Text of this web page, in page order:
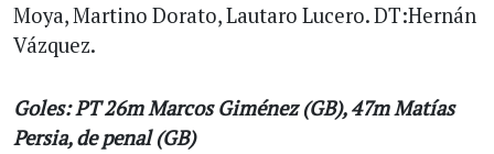
Moya, Martino Dorato, Lautaro Lucero. DT:Hernán
Vázquez.
Goles: PT 26m Marcos Giménez (GB), 47m Matías
Persia, de penal (GB)